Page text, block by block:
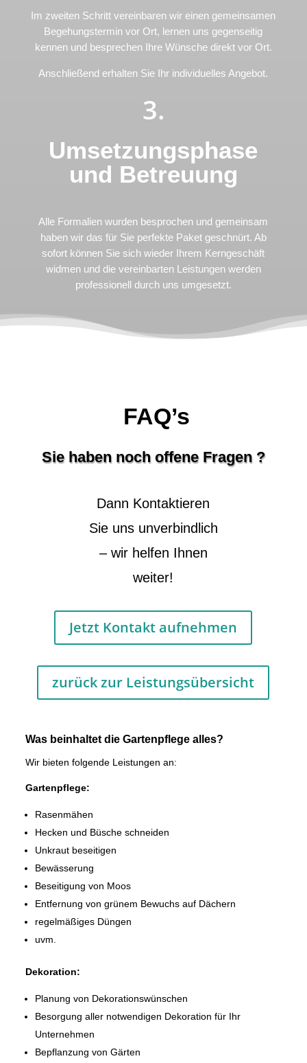
Im zweiten Schritt vereinbaren wir einen gemeinsamen
Begehungstermin vor Ort, lernen uns gegenseitig
kennen und besprechen Ihre Wünsche direkt vor Ort.
Anschließend erhalten Sie Ihr individuelles Angebot.
3.
Umsetzungsphase
und Betreuung
Alle Formalien wurden besprochen und gemeinsam
haben wir das für Sie perfekte Paket geschnürt. Ab
sofort können Sie sich wieder Ihrem Kerngeschäft
widmen und die vereinbarten Leistungen werden
professionell durch uns umgesetzt.
FAQ’s
Sie haben noch offene Fragen ?
Dann Kontaktieren
Sie uns unverbindlich
– wir helfen Ihnen
weiter!
Jetzt Kontakt aufnehmen
zurück zur Leistungsübersicht
Was beinhaltet die Gartenpflege alles?
Wir bieten folgende Leistungen an:
Gartenpflege:
Rasenmähen
Hecken und Büsche schneiden
Unkraut beseitigen
Bewässerung
Beseitigung von Moos
Entfernung von grünem Bewuchs auf Dächern
regelmäßiges Düngen
uvm.
Dekoration:
Planung von Dekorationswünschen
Besorgung aller notwendigen Dekoration für Ihr
Unternehmen
Bepflanzung von Gärten